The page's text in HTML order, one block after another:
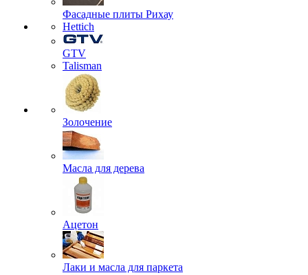
Фасадные плиты Рихау
Hettich
GTV
Talisman
Золочение
Масла для дерева
Ацетон
Лаки и масла для паркета